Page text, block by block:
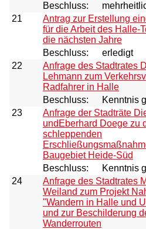
Beschluss:
21
Antrag zur Erstellung
für die Arbeit des Halle-
die nächsten Jahre
Beschluss:
erledigt
22
Anfrage des Stadtrates
Lehmann zum
Radfahrer in Halle
Beschluss:
Kenntnis
23
Anfrage der Stadträte
undEberhard Doege zu
schleppenden
Baugebiet Heide-Süd
Beschluss:
Kenntnis
24
Anfrage des Stadtrates
Weiland zum Projekt
"Wandern in Halle und
und zur Beschilderung
Wanderrouten